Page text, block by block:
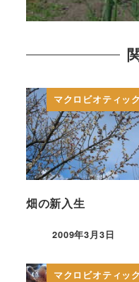
マクロビオティック
畑の新入生
2009年3月3日
マクロビオティック